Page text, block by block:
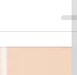
θα έχεις αποκτήσει μία φωτεινή
τα μάτια,ένα φωτεινό βλέμμα